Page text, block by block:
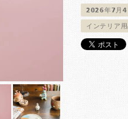
2026年7月4
インテリア用